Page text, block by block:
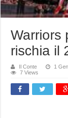
Warriors
rischia il
Il Conte 1
7 Views